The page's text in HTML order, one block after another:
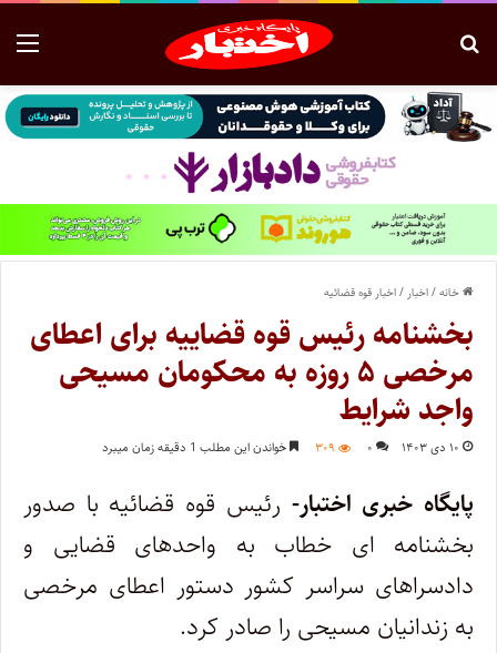
خانه/اخبار /اخبار قوه قضائیه
بخشنامه رئیس قوه قضاییه برای اعطای
مرخصی ۵ روزه به محکومان مسیحی
واجد شرایط
۱۰ دی ۱۴۰۳ ۰ ۳۰۹ خواندن این مطلب 1 دقیقه زمان میبرد
پایگاه خبری اختبار- رئیس قوه قضائیه با صدور
بخشنامه ای خطاب به واحد‌های قضایی و
دادسرا‌های سراسر کشور دستور اعطای مرخصی
به زندانیان مسیحی را صادر کرد.